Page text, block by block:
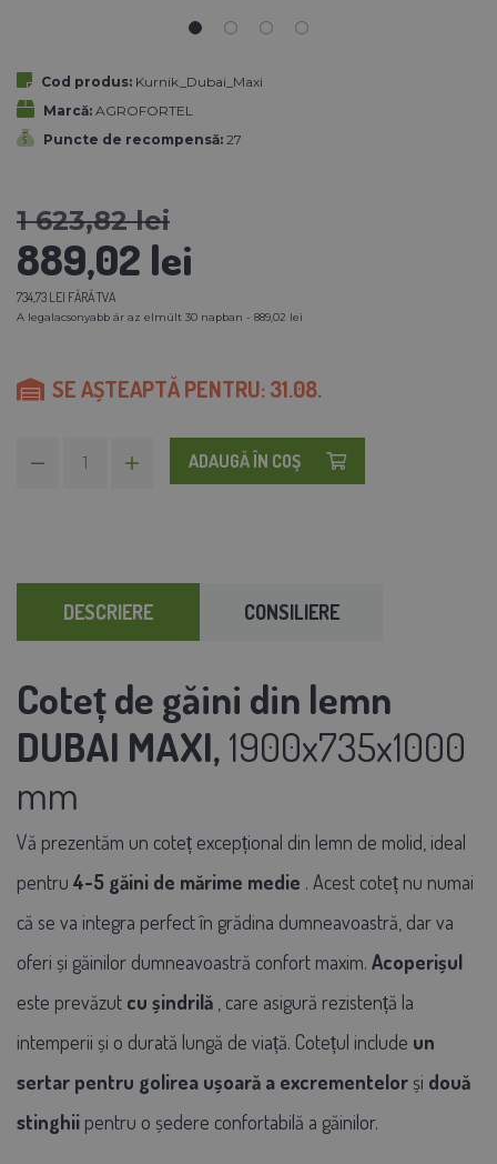
Cod produs: Kurnik_Dubai_Maxi
Marcă: AGROFORTEL
Puncte de recompensă: 27
1 623,82 lei
889,02 lei
734,73 LEI FĂRĂ TVA
A legalacsonyabb ár az elmúlt 30 napban - 889,02 lei
SE AȘTEAPTĂ PENTRU: 31.08.
ADAUGĂ ÎN COŞ
DESCRIERE CONSILIERE
Coteț de găini din lemn
DUBAI MAXI,1900x735x1000
mm
Vă prezentăm un coteț excepțional din lemn de molid, ideal
pentru 4-5 găini de mărime medie . Acest coteț nu numai
că se va integra perfect în grădina dumneavoastră, dar va
oferi și găinilor dumneavoastră confort maxim. Acoperișul
este prevăzut cu șindrilă , care asigură rezistență la
intemperii și o durată lungă de viață. Cotețul include un
sertar pentru golirea ușoară a excrementelor și două
stinghii pentru o ședere confortabilă a găinilor.